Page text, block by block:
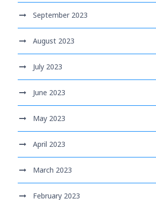
September 2023
August 2023
July 2023
June 2023
May 2023
April 2023
March 2023
February 2023